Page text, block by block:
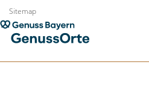
Zum
Inhalt
springen
Sitemap